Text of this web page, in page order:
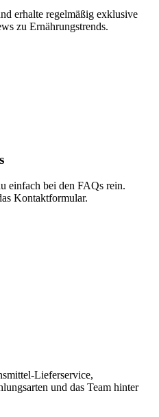
erhalte regelmäßig exklusive
zu Ernährungstrends.
einfach bei den FAQs rein.
Kontaktformular.
Lieferservice,
und das Team hinter